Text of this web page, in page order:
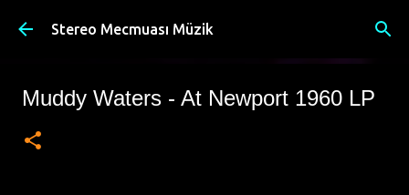
Ana içeriğe atla
Stereo Mecmuası Müzik
Muddy Waters - At Newport 1960 LP